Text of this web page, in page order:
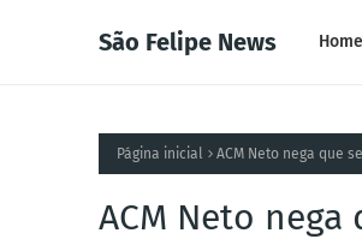
São Felipe News Home
Página inicial ACM Neto nega que
ACM Neto